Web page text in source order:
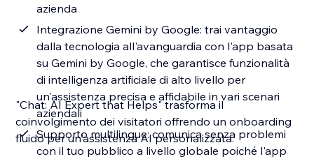
azienda
Integrazione Gemini by Google: trai vantaggio
dalla tecnologia all'avanguardia con l'app basata
su Gemini by Google, che garantisce funzionalità
di intelligenza artificiale di alto livello per
un'assistenza precisa e affidabile in vari scenari
aziendali
Supporto multilingue: comunica senza problemi
con il tuo pubblico a livello globale poiché l'app
"Chat: AI Expert that Helps" trasforma il
coinvolgimento dei visitatori offrendo un onboarding
fluido per un'assistenza AI personalizzata.